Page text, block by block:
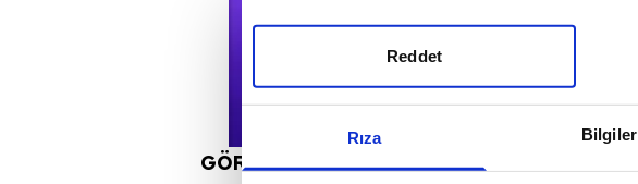
Rıza Bilgiler
Reddet
GÖRÜNTÜ: BEINSPORTS